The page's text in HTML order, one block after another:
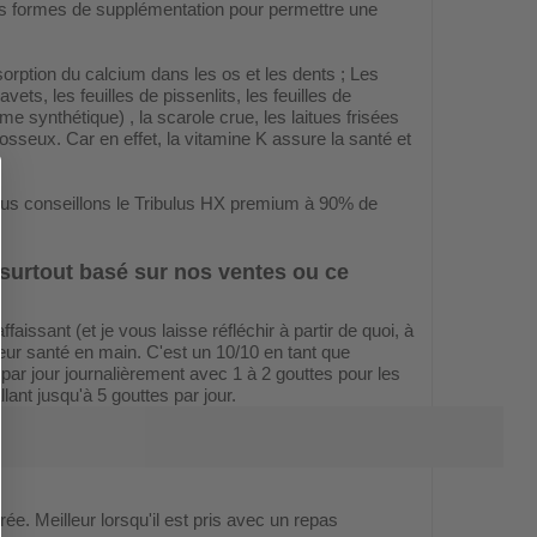
formes de supplémentation pour permettre une
du calcium dans les os et les dents ; Les
les feuilles de pissenlits, les feuilles de
synthétique) , la scarole crue, les laitues frisées
Car en effet, la vitamine K assure la santé et
conseillons le Tribulus HX premium à 90% de
basé sur nos ventes ou ce
(et je vous laisse réfléchir à partir de quoi, à
santé en main. C'est un 10/10 en tant que
jour journalièrement avec 1 à 2 gouttes pour les
jusqu'à 5 gouttes par jour.
Meilleur lorsqu'il est pris avec un repas